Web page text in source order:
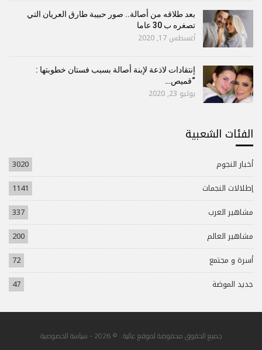
بعد طلاقه من أصالة.. صور حبيبة طارق العريان التي
تصغره ب 30 عاما
أغسطس 17, 2020
إنتقادات لاذعة لإبنة أصالة بسبب فستان خطوبتها :
“قميص…
يوليو 23, 2020
الفئات الشعبية
أخبار النجوم
3020
إطلالات النجمات
1141
مشاهير العرب
337
مشاهير العالم
200
أسرة و مجتمع
72
جديد الموضة
47
جميع الحقوق محفوضة لموقع عالية . © 2026 -
سياسة الخصوصية